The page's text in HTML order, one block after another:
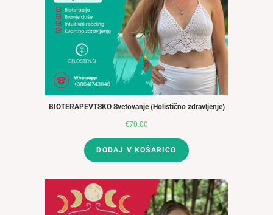
BIOTERAPEVTSKO Svetovanje (Holistično zdravljenje)
€70.00
DODAJ V KOŠARICO